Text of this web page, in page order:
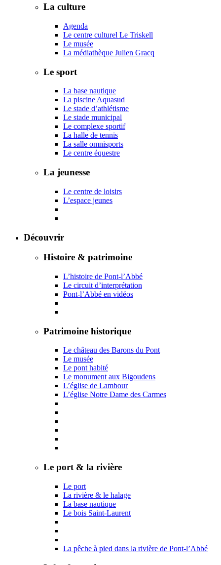
La culture
Agenda
Le centre culturel Le Triskell
Le musée
La médiathèque Julien Gracq
Le sport
La base nautique
La piscine Aquasud
Le stade d’athlétisme
Le stade municipal
Le complexe sportif
La halle de tennis
La salle omnisports
Le centre équestre
La jeunesse
Le centre de loisirs
L’espace jeunes
Découvrir
Histoire & patrimoine
L’histoire de Pont-l’Abbé
Le circuit d’interprétation
Pont-l’Abbé en vidéos
Patrimoine historique
Le château des Barons du Pont
Le musée
Le pont habité
Le monument aux Bigoudens
L’église de Lambour
L’église Notre Dame des Carmes
Le port & la rivière
Le port
La rivière & le halage
La base nautique
Le bois Saint-Laurent
La pêche à pied dans la rivière de Pont-l’Abbé